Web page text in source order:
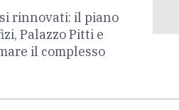
rinnovati: il piano
Palazzo Pitti e
il complesso